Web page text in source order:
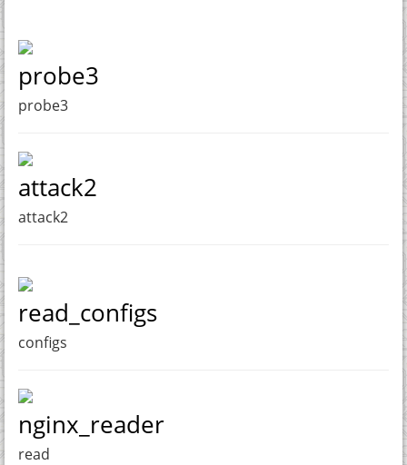
probe3
probe3
attack2
attack2
read_configs
configs
nginx_reader
read